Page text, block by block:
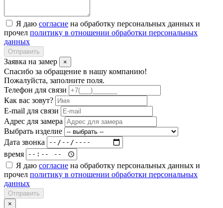
Я даю согласие на обработку персональных данных и
прочел политику в отношении обработки персональных
данных
Отправить
Заявка на замер ×
Спасибо за обращение в нашу компанию!
Пожалуйста, заполните поля.
Телефон для связи
Как вас зовут?
E-mail для связи
Адрес для замера
Выбрать изделие
Дата звонка
время
Я даю согласие на обработку персональных данных и
прочел политику в отношении обработки персональных
данных
Отправить
×